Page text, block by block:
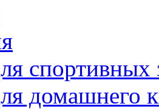
спортивных
домашнего